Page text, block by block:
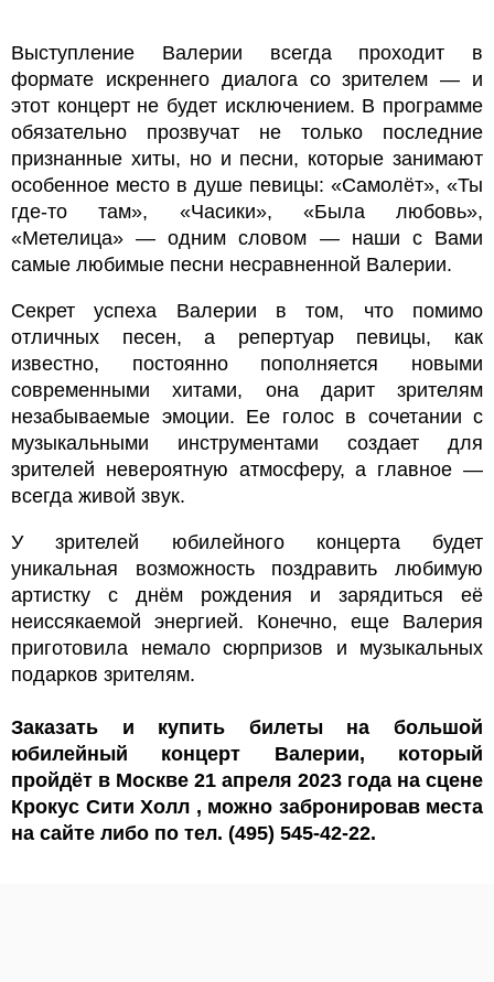
Выступление Валерии всегда проходит в
формате искреннего диалога со зрителем — и
этот концерт не будет исключением. В программе
обязательно прозвучат не только последние
признанные хиты, но и песни, которые занимают
особенное место в душе певицы: «Самолёт», «Ты
где-то там», «Часики», «Была любовь»,
«Метелица» — одним словом — наши с Вами
самые любимые песни несравненной Валерии.
Секрет успеха Валерии в том, что помимо
отличных песен, а репертуар певицы, как
известно, постоянно пополняется новыми
современными хитами, она дарит зрителям
незабываемые эмоции. Ее голос в сочетании с
музыкальными инструментами создает для
зрителей невероятную атмосферу, а главное —
всегда живой звук.
У зрителей юбилейного концерта будет
уникальная возможность поздравить любимую
артистку с днём рождения и зарядиться её
неиссякаемой энергией. Конечно, еще Валерия
приготовила немало сюрпризов и музыкальных
подарков зрителям.
Заказать и купить билеты на большой
юбилейный концерт Валерии, который
пройдёт в Москве 21 апреля 2023 года на сцене
Крокус Сити Холл , можно забронировав места
на сайте либо по тел. (495) 545-42-22.